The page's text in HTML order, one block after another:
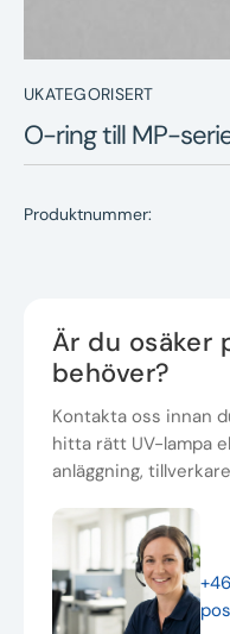
UKATEGORISERT
O-ring till MP-
Produktnummer:
Är du osäker
behöver?
Kontakta oss innan
hitta rätt UV-lampa
anläggning,